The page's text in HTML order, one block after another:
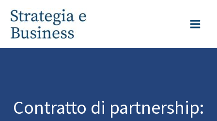
contenuto
Contratto di partnership: